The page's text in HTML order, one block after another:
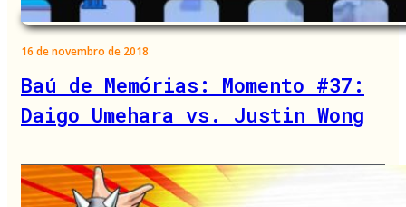
16 de novembro de 2018
Baú de Memórias: Momento #37:
Daigo Umehara vs. Justin Wong